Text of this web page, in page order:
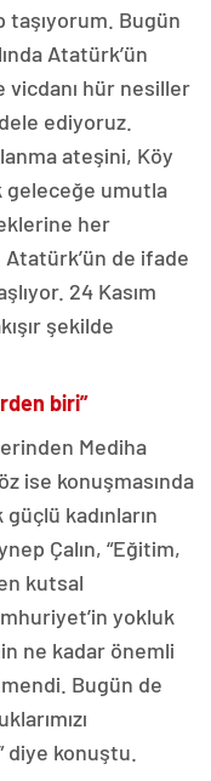
Bugün
Atatürk’ün
vicdanı hür nesiller
ediyoruz.
ateşini, Köy
geleceğe umutla
her
Atatürk’ün de ifade
24 Kasım
şekilde
biri”
Mediha
ise konuşmasında
kadınların
Çalın, “Eğitim,
kutsal
yokluk
ne kadar önemli
Bugün de
konuştu.